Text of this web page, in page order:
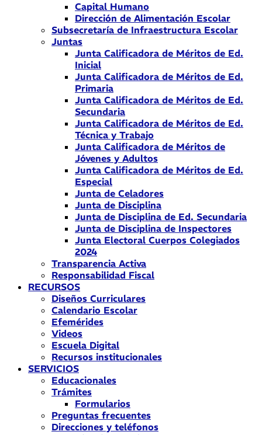
Capital Humano
Dirección de Alimentación Escolar
Subsecretaría de Infraestructura Escolar
Juntas
Junta Calificadora de Méritos de Ed.
Inicial
Junta Calificadora de Méritos de Ed.
Primaria
Junta Calificadora de Méritos de Ed.
Secundaria
Junta Calificadora de Méritos de Ed.
Técnica y Trabajo
Junta Calificadora de Méritos de
Jóvenes y Adultos
Junta Calificadora de Méritos de Ed.
Especial
Junta de Celadores
Junta de Disciplina
Junta de Disciplina de Ed. Secundaria
Junta de Disciplina de Inspectores
Junta Electoral Cuerpos Colegiados
2024
Transparencia Activa
Responsabilidad Fiscal
RECURSOS
Diseños Curriculares
Calendario Escolar
Efemérides
Videos
Escuela Digital
Recursos institucionales
SERVICIOS
Educacionales
Trámites
Formularios
Preguntas frecuentes
Direcciones y teléfonos